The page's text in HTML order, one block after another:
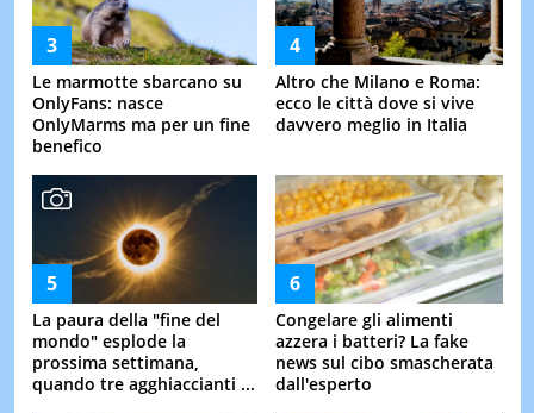
Le marmotte sbarcano su
OnlyFans: nasce
OnlyMarms ma per un fine
benefico
Altro che Milano e Roma:
ecco le città dove si vive
davvero meglio in Italia
La paura della "fine del
mondo" esplode la
prossima settimana,
quando tre agghiaccianti ...
Congelare gli alimenti
azzera i batteri? La fake
news sul cibo smascherata
dall'esperto